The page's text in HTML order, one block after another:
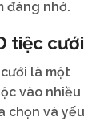
đáng nhớ.
tiệc cưới
là một
vào nhiều
chọn và yếu